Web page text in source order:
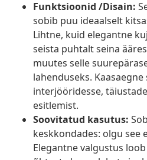
Funktsioonid /Disain:
sobib puu ideaalselt
Lihtne, kuid elegantne
seista puhtalt seina
muutes selle
lahenduseks.
interjööridesse,
esitlemist.
Soovitatud kasutus:
keskkondades: olgu see
Elegantne valgustus